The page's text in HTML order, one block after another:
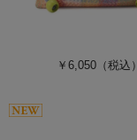
￥6,050 （税込）